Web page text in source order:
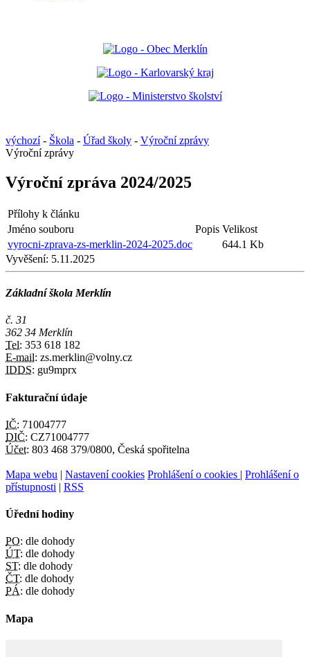
výchozí- Škola - Úřad školy - Výroční zprávy
Výroční zprávy
Výroční zpráva 2024/2025
Přílohy k článku
Jméno souboru
Popis Velikost
vyrocni-zprava-zs-merklin-2024-2025.doc
644.1 Kb
Vyvěšení: 5.11.2025
Základní škola Merklín
č. 31
362 34 Merklín
Tel: 353 618 182
E-mail: zs.merklin@volny.cz
IDDS: gu9mprx
Fakturační údaje
IČ: 71004777
DIČ: CZ71004777
Účet: 803 468 379/0800, Česká spořitelna
Mapa webu | Nastavení cookies Prohlášení o cookies | Prohlášení o
přístupnosti | RSS
Úřední hodiny
PO: dle dohody
ÚT: dle dohody
ST: dle dohody
ČT: dle dohody
PÁ: dle dohody
Mapa